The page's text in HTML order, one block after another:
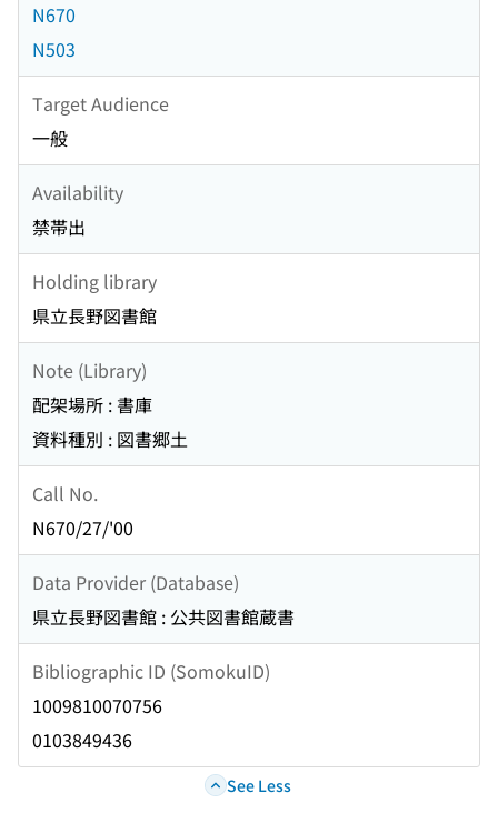
N670
N503
Target Audience
一般
Availability
禁帯出
Holding library
県立長野図書館
Note (Library)
配架場所 : 書庫
資料種別 : 図書郷土
Call No.
N670/27/'00
Data Provider (Database)
県立長野図書館 : 公共図書館蔵書
Bibliographic ID (SomokuID)
1009810070756
0103849436
See Less